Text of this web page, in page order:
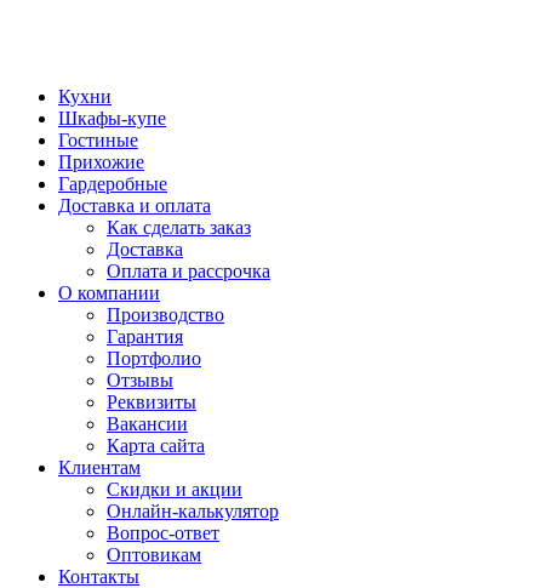
Кухни
Шкафы-купе
Гостиные
Прихожие
Гардеробные
Доставка и оплата
Как сделать заказ
Доставка
Оплата и рассрочка
О компании
Производство
Гарантия
Портфолио
Отзывы
Реквизиты
Вакансии
Карта сайта
Клиентам
Скидки и акции
Онлайн-калькулятор
Вопрос-ответ
Оптовикам
Контакты